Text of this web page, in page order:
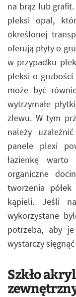
na brąz lub grafit.
pleksi opal,
określonej
oferują płyty o
w przypadku
pleksi o
może być
wytrzymałe
zlewu. W tym
należy
panele plexi
łazienkę
organiczne
tworzenia
kąpieli. Jeśli
wykorzystane
potrzeba, aby je
wystarczy
Szkło